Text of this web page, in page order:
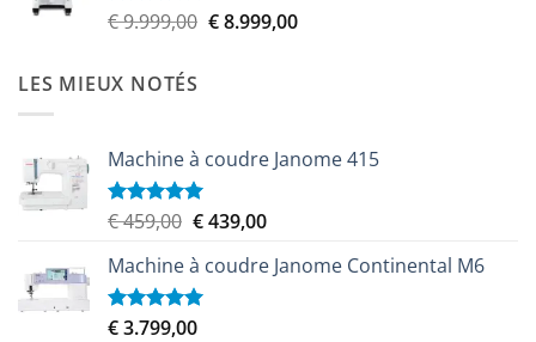
€ 6.100,00.€ 5.579,00.
Note
€9.999,00 Le
€8.999,00Le
LES MIEUX NOTÉS
Machine à coudre Janome 415
Note5.00
€459,00 Le
initial
était :
€ 459,00.
€439,00Le
actuel
Machine à coudre Janome Continental M6
Note5.00
€3.799,00